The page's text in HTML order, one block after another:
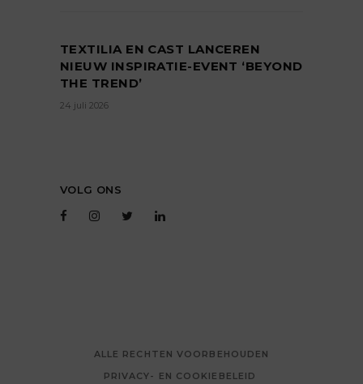
TEXTILIA EN CAST LANCEREN
NIEUW INSPIRATIE-EVENT ‘BEYOND
THE TREND’
24 juli 2026
VOLG ONS
ALLE RECHTEN VOORBEHOUDEN
PRIVACY- EN COOKIEBELEID